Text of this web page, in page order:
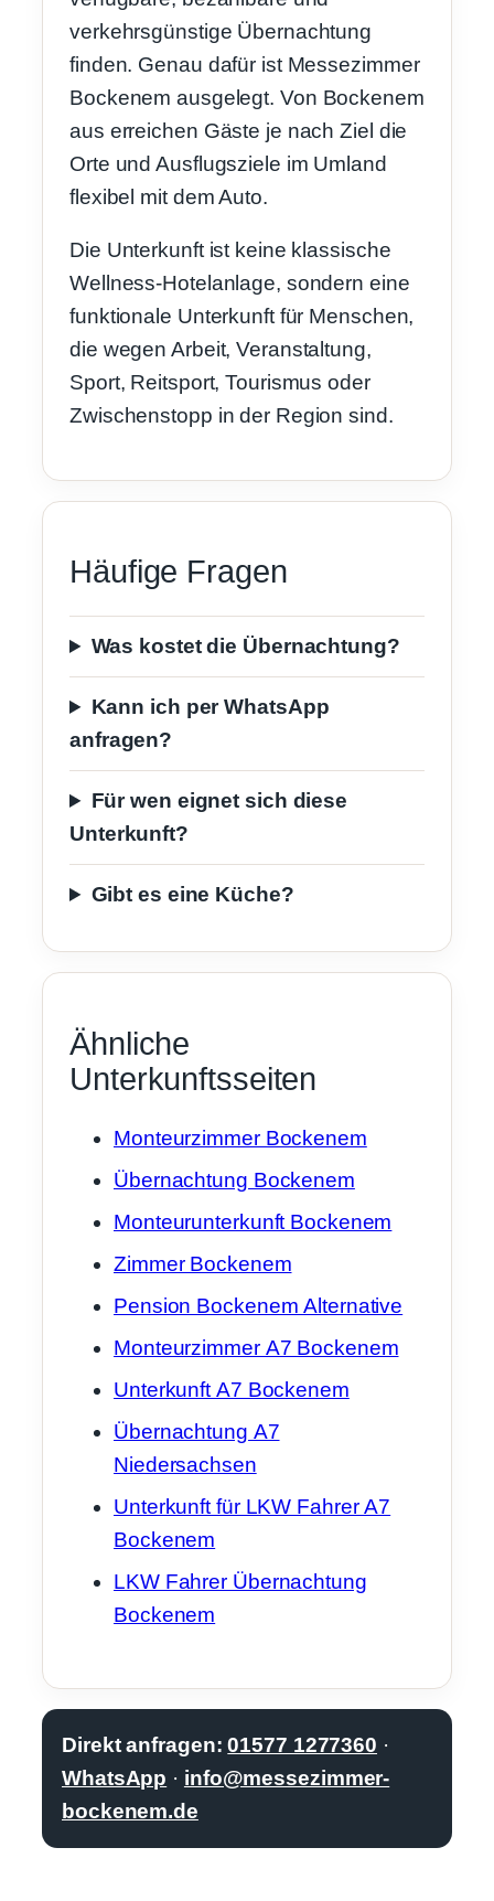
verkehrsgünstige Übernachtung
finden. Genau dafür ist Messezimmer
Bockenem ausgelegt. Von Bockenem
aus erreichen Gäste je nach Ziel die
Orte und Ausflugsziele im Umland
flexibel mit dem Auto.
Die Unterkunft ist keine klassische
Wellness-Hotelanlage, sondern eine
funktionale Unterkunft für Menschen,
die wegen Arbeit, Veranstaltung,
Sport, Reitsport, Tourismus oder
Zwischenstopp in der Region sind.
Häufige Fragen
Was kostet die Übernachtung?
Kann ich per WhatsApp
anfragen?
Für wen eignet sich diese
Unterkunft?
Gibt es eine Küche?
Ähnliche
Unterkunftsseiten
Monteurzimmer Bockenem
Übernachtung Bockenem
Monteurunterkunft Bockenem
Zimmer Bockenem
Pension Bockenem Alternative
Monteurzimmer A7 Bockenem
Unterkunft A7 Bockenem
Übernachtung A7
Niedersachsen
Unterkunft für LKW Fahrer A7
Bockenem
LKW Fahrer Übernachtung
Bockenem
Direkt anfragen: 01577 1277360 ·
WhatsApp · info@messezimmer-
bockenem.de